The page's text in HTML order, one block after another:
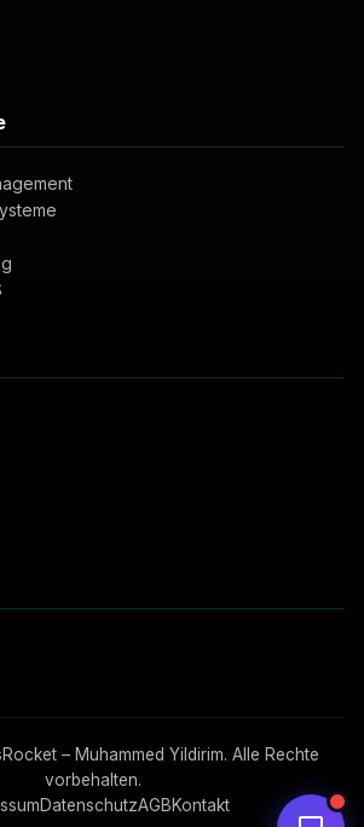
– Muhammed Yildirim. Alle Rechte
vorbehalten.
DatenschutzAGBKontakt